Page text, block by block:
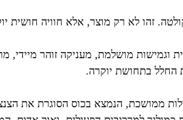
לכל אזור הפנים והדקולטה. זהו לא רק מוצר,
מושלמת, מעניקה זוהר מיידי,
החלל בתחושת יוקרה.
ממושכת, הנמצא בכוס הסוגרת את